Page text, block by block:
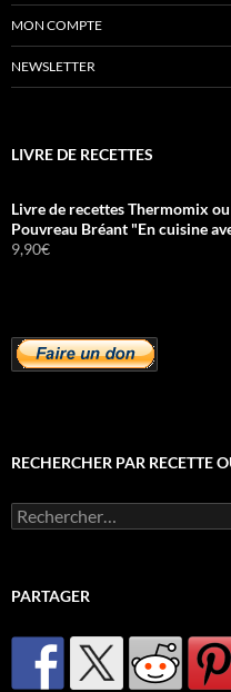
MON COMPTE
NEWSLETTER
LIVRE DE RECETTES
Livre de recettes Thermomix
Pouvreau Bréant "En cuisine
9,90€
RECHERCHER PAR RECETTE
Rechercher :
PARTAGER